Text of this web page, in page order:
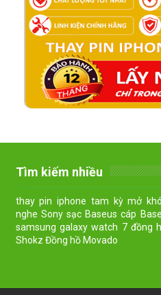
Tìm kiếm nhiều
thay pin iphone tam kỳ mở
nghe Sony sạc Baseus cáp
samsung galaxy watch 7 đồng
Shokz Đồng hồ Movado